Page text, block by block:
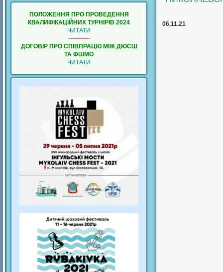
06.11.21
ПОЛОЖЕННЯ ПРО ПРОВЕДЕННЯ
КВАЛИФIКАЦIЙНИХ ТУРНIРIВ 2024
ЧИТАТИ
-----------
ДОГОВІР ПРО СПІВПРАЦЮ МІЖ ДЮСШ
ТА ФШМО
ЧИТАТИ